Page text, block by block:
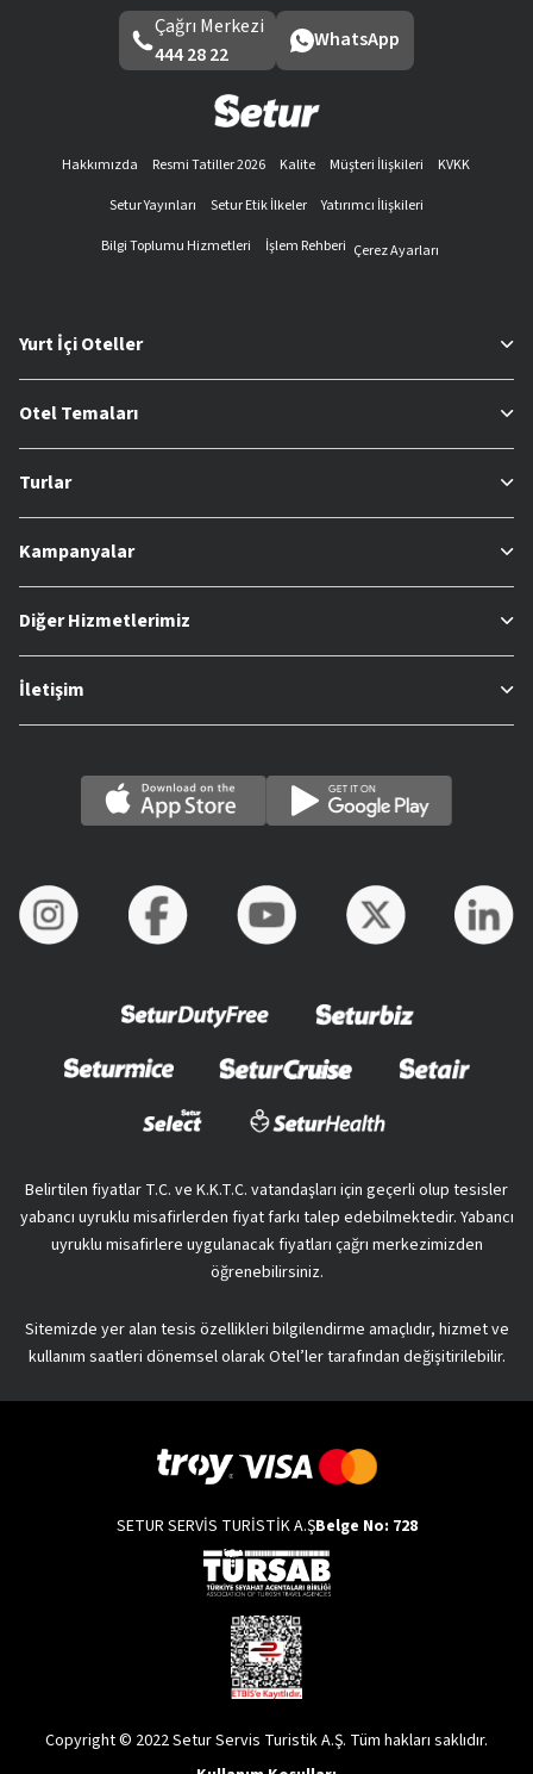
Çağrı Merkezi
444 28 22
WhatsApp
Hakkımızda Resmi Tatiller 2026 Kalite Müşteri İlişkileri
KVKK
Setur Yayınları
Setur Etik İlkeler
Yatırımcı İlişkileri
Bilgi Toplumu Hizmetleri
İşlem Rehberi Çerez Ayarları
Yurt İçi Oteller
Otel Temaları
Turlar
Kampanyalar
Diğer Hizmetlerimiz
İletişim
Belirtilen fiyatlar T.C. ve K.K.T.C. vatandaşları için geçerli olup tesisler
yabancı uyruklu misafirlerden fiyat farkı talep edebilmektedir. Yabancı
uyruklu misafirlere uygulanacak fiyatları çağrı merkezimizden
öğrenebilirsiniz.
Sitemizde yer alan tesis özellikleri bilgilendirme amaçlıdır, hizmet ve
kullanım saatleri dönemsel olarak Otel’ler tarafından değişitirilebilir.
SETUR SERVİS TURİSTİK A.ŞBelge No: 728
Copyright © 2022 Setur Servis Turistik A.Ş. Tüm hakları saklıdır.